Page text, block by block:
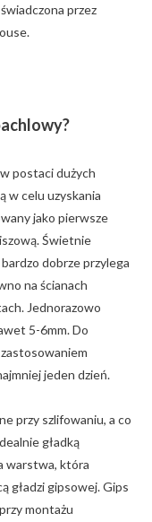
przez
postaci dużych
w celu uzyskania
jako pierwsze
Świetnie
dobrze przylega
na ścianach
Jednorazowo
5-6mm. Do
jeden dzień.
przy szlifowaniu, a co
gładką
warstwa, która
gładzi gipsowej. Gips
montażu